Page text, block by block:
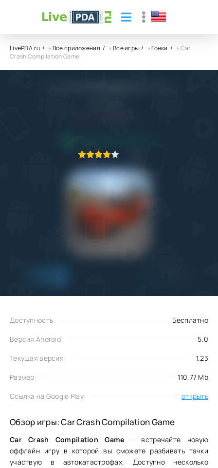
LivePDA.ru »Все приложения »Все игры »Гонки
» Car
Crash Compilation Game
Доступность: Бесплатно
Версия Android: 5.0
Текущая версия: 1.23
Размер: 110.77 Mb
Ссылка на Google Play: открыть
Обзор игры: Car Crash Compilation Game
Car Crash Compilation Game – встречайте новую
оффлайн игру в которой вы сможете разбивать тачки
участвую в автокатастрофах. Доступно несколько